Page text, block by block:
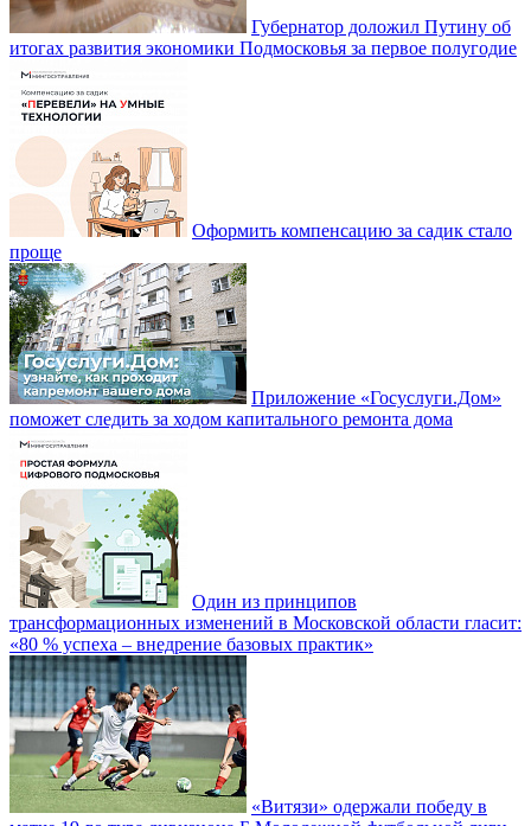
Губернатор доложил Путину об
итогах развития экономики Подмосковья за первое полугодие
Оформить компенсацию за садик стало
проще
Приложение «Госуслуги.Дом»
поможет следить за ходом капитального ремонта дома
Один из принципов
трансформационных изменений в Московской области гласит:
«80 % успеха – внедрение базовых практик»
«Витязи» одержали победу в